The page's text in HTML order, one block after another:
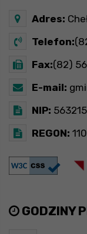
Adres:
Telefon:
Fax:(82)
E-mail:
NIP:
REGON:
GODZINY